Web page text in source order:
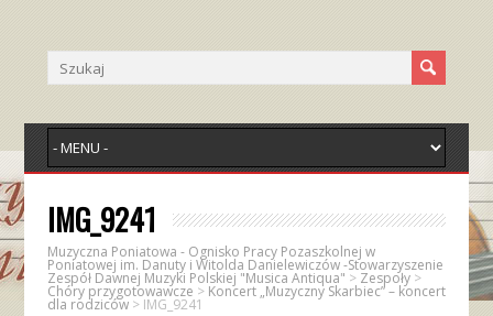
IMG_9241
Muzyczna Poniatowa - Ognisko Pracy Pozaszkolnej w
Poniatowej im. Danuty i Witolda Danielewiczów -Stowarzyszenie
Zespół Dawnej Muzyki Polskiej "Musica Antiqua" > Zespoły>
Chóry przygotowawcze > Koncert „Muzyczny Skarbiec” – koncert
dla rodziców> IMG_9241